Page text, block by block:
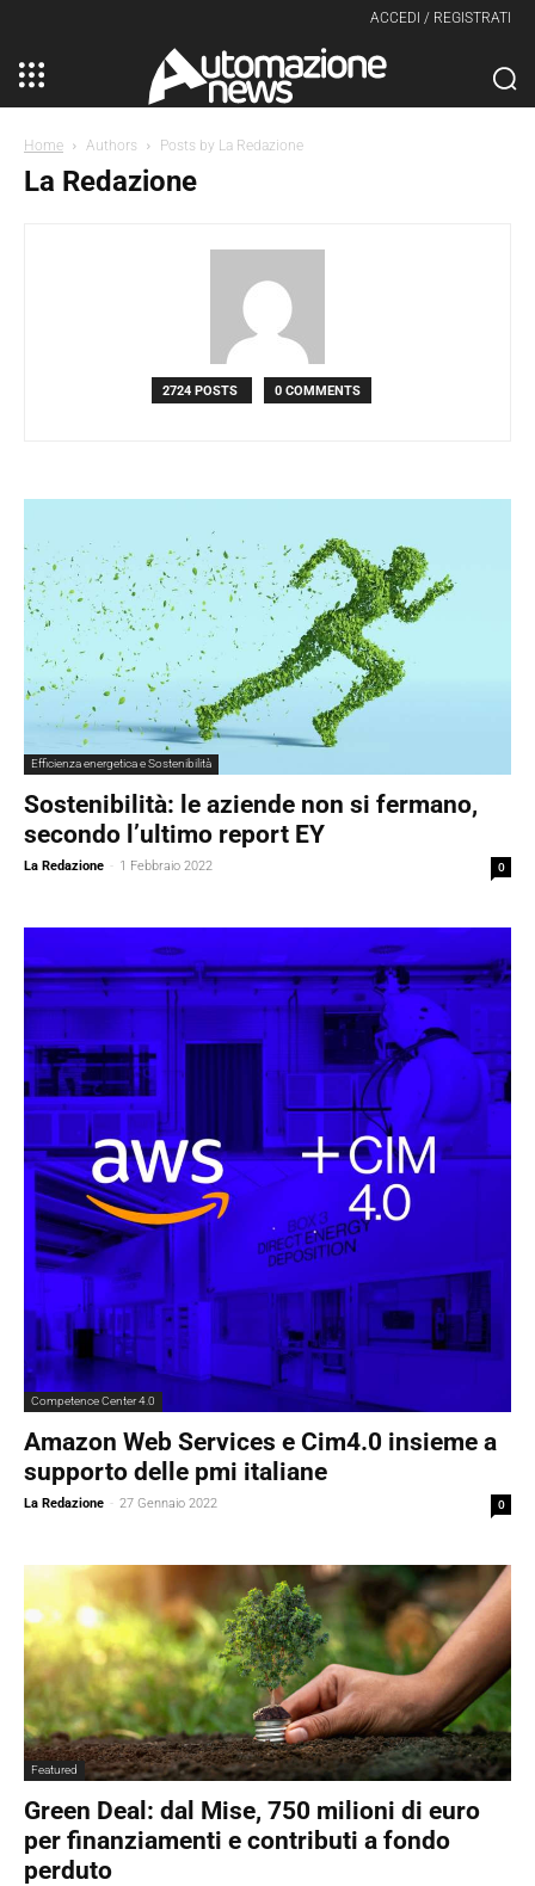
ACCEDI / REGISTRATI
Home Authors Posts by La Redazione
La Redazione
2724 POSTS 0 COMMENTS
Efficienza energetica e Sostenibilità
Sostenibilità: le aziende non si fermano,
secondo l’ultimo report EY
La Redazione - 1 Febbraio 2022 0
Competence Center 4.0
Amazon Web Services e Cim4.0 insieme a
supporto delle pmi italiane
La Redazione - 27 Gennaio 2022 0
Featured
Green Deal: dal Mise, 750 milioni di euro
per finanziamenti e contributi a fondo
perduto